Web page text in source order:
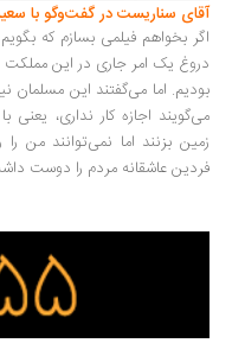
سناریست در گفت‌وگو با سعید
بخواهم فیلمی بسازم که بگویم
یک امر جاری در این مملکت است.
اما می‌گفتند این مسلمان
اجازه کار نداری، یعنی با
بزنند اما نمی‌توانند من را روی
عاشقانه مردم را دوست داشت ...